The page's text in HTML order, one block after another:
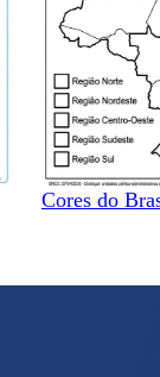
Cores do